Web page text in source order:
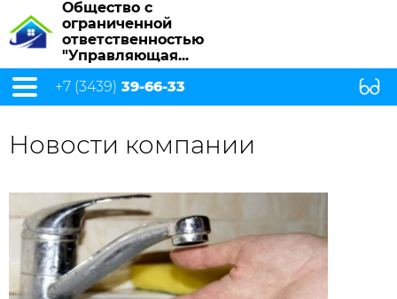
Общество с
ограниченной
ответственностью
"Управляющая...
+7 (3439) 39-66-33
Новости компании